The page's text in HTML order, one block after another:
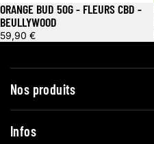
ORANGE BUD 50G - FLEURS CBD -
BEULLYWOOD
59,90 €
Nos produits
Infos